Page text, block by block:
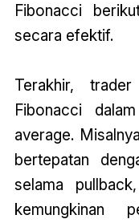
Fibonacci
secara efektif.
Terakhir,
Fibonacci
average.
bertepatan
selama
kemungkinan